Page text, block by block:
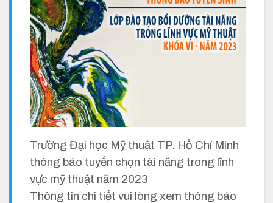
Trường Đại học Mỹ thuật TP. Hồ Chí Minh
thông báo tuyển chọn tài năng trong lĩnh
vực mỹ thuật năm 2023
Thông tin chi tiết vui lòng xem thông báo